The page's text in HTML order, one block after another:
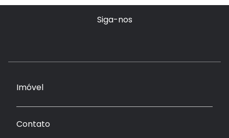
Siga-nos
Imóvel
Contato